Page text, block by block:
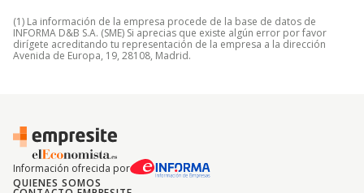
(1) La información de la empresa procede de la base de datos de
INFORMA D&B S.A. (SME) Si aprecias que existe algún error por favor
dirígete acreditando tu representación de la empresa a la dirección
Avenida de Europa, 19, 28108, Madrid.
Información ofrecida por
QUIENES SOMOS